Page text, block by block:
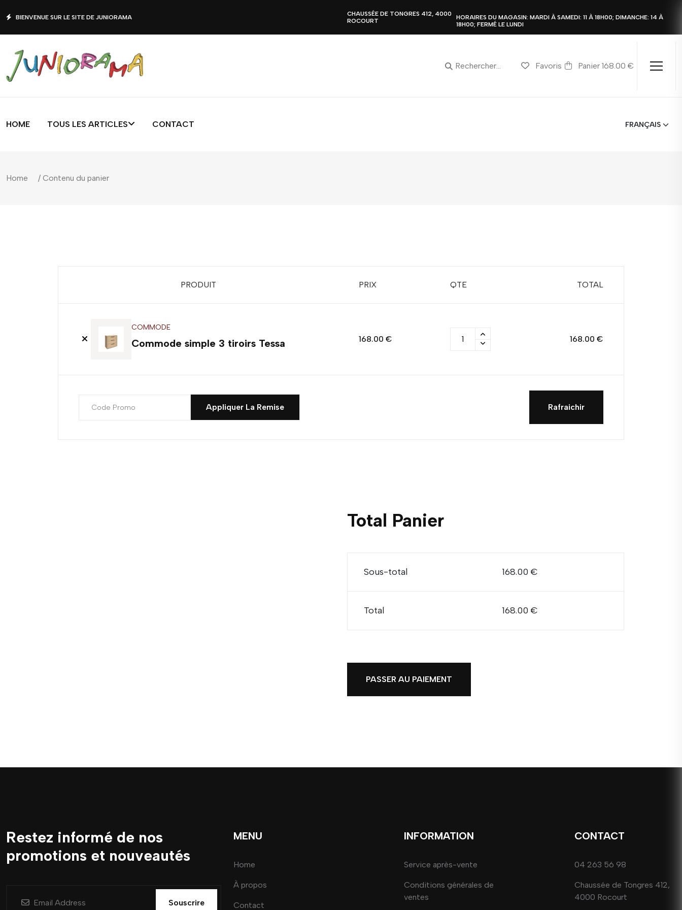
BIENVENUE SUR LE SITE DE JUNIORAMA
CHAUSSÉE DE TONGRES 412, 4000
ROCOURT
HORAIRES DU MAGASIN: MARDI À SAMEDI: 11 À 18H00; DIMANCHE: 14 À
18H00; FERMÉ LE LUNDI
Favoris Panier 168.00 €
HOME TOUS LES ARTICLES CONTACT
Home / Contenu du panier
PRODUIT PRIX QTE TOTAL
COMMODE
Commode simple 3 tiroirs Tessa 168.00 € 168.00 €
Appliquer La Remise Rafraichir
Total Panier
Sous-total 168.00 €
Total 168.00 €
PASSER AU PAIEMENT
Restez informé de nos
promotions et nouveautés
Souscrire
MENU
Home
À propos
Contact
INFORMATION
Service après-vente
Conditions générales de
ventes
CONTACT
04 263 56 98
Chaussée de Tongres 412,
4000 Rocourt